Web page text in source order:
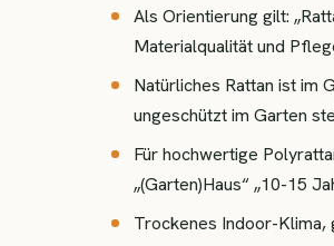
Als Orientierung gilt:
Materialqualität und
Natürliches Rattan ist im
ungeschützt im Garten
Für hochwertige
„(Garten)Haus“ „10-15
Trockenes Indoor-Klima,